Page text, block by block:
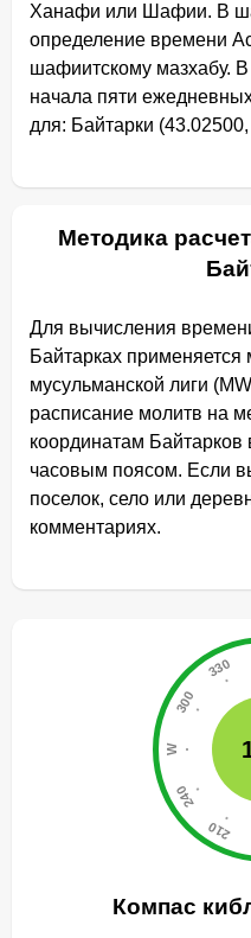
Ханафи или Шафии. В
определение времени
шафиитскому мазхабу.
начала пяти
для: Байтарки
Методика
Для вычисления
Байтарках применяется
мусульманской лиги
расписание молитв на
координатам Байтарков
часовым поясом. Если
поселок, село или
комментариях.
Компас